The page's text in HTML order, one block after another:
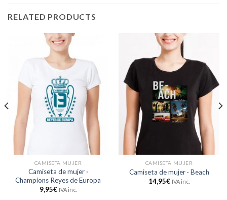
RELATED PRODUCTS
CAMISETA MUJER
Camiseta de mujer ·
Champions Reyes de Europa
9,95€ IVA inc.
CAMISETA MUJER
Camiseta de mujer · Beach
14,95€ IVA inc.